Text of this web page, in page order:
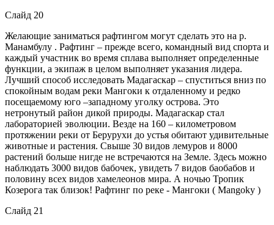
Слайд 20
Желающие заниматься рафтингом могут сделать это на р.
Манамбулу . Рафтинг – прежде всего, командный вид спорта и
каждый участник во время сплава выполняет определенные
функции, а экипаж в целом выполняет указания лидера.
Лучший способ исследовать Мадагаскар – спуститься вниз по
спокойным водам реки Мангоки к отдаленному и редко
посещаемому юго –западному уголку острова. Это
нетронутый район дикой природы. Мадагаскар стал
лабораторией эволюции. Везде на 160 – километровом
протяжении реки от Берурухи до устья обитают удивительные
животные и растения. Свыше 30 видов лемуров и 8000
растений больше нигде не встречаются на Земле. Здесь можно
наблюдать 3000 видов бабочек, увидеть 7 видов баобабов и
половину всех видов хамелеонов мира. А ночью Тропик
Козерога так близок! Рафтинг по реке - Мангоки ( Mangoky )
Слайд 21